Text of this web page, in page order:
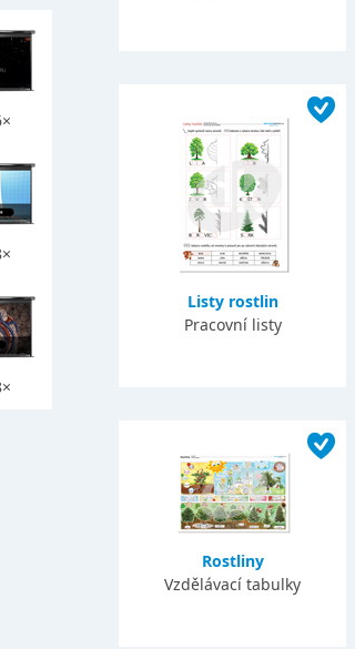
Listy rostlin
Pracovní listy
Rostliny
Vzdělávací tabulky